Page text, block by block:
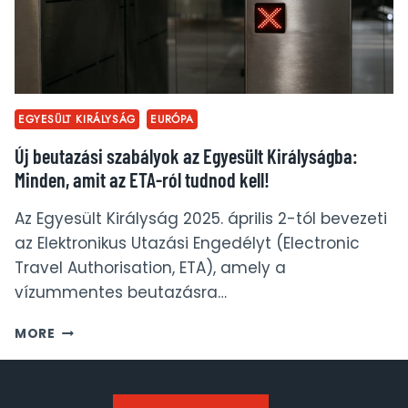
EGYESÜLT KIRÁLYSÁG EURÓPA
Új beutazási szabályok az Egyesült Királyságba:
Minden, amit az ETA-ról tudnod kell!
Az Egyesült Királyság 2025. április 2-tól bevezeti
az Elektronikus Utazási Engedélyt (Electronic
Travel Authorisation, ETA), amely a
vízummentes beutazásra…
MORE ÚJ